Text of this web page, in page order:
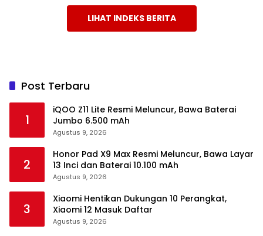
LIHAT INDEKS BERITA
Post Terbaru
1
iQOO Z11 Lite Resmi Meluncur, Bawa Baterai
Jumbo 6.500 mAh
Agustus 9, 2026
2
Honor Pad X9 Max Resmi Meluncur, Bawa Layar
13 Inci dan Baterai 10.100 mAh
Agustus 9, 2026
3
Xiaomi Hentikan Dukungan 10 Perangkat,
Xiaomi 12 Masuk Daftar
Agustus 9, 2026